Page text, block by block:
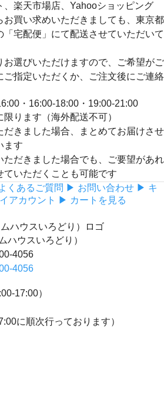
、楽天市場店、Yahooショッピング
買い求めいただきましても、 東京都
「宅配便」にて配送させていただいて
お選びいただけますので、ご希望がご
ご指定いただくか、ご注文後にご連絡
ります（海外配送不可）
きました場合、まとめてお届けさせ
ます
だきました場合でも、ご要望があれ
ていただくことも可能です
くあるご質問 ▶ お問い合わせ ▶ キ
アカウント
▶ カートを見る
ハウスいろどり）
4056
4056
17:00）
に順次行っております）